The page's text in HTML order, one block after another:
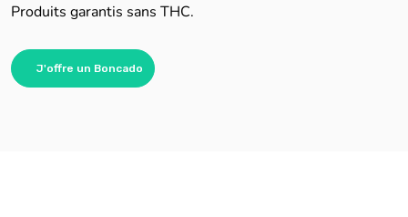
Produits garantis sans THC.
J'offre un Boncado